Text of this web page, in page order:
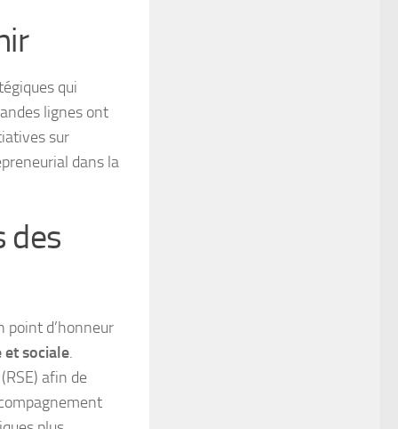
qui
lignes ont
sur
dans la
des
point d’honneur
sociale.
afin de